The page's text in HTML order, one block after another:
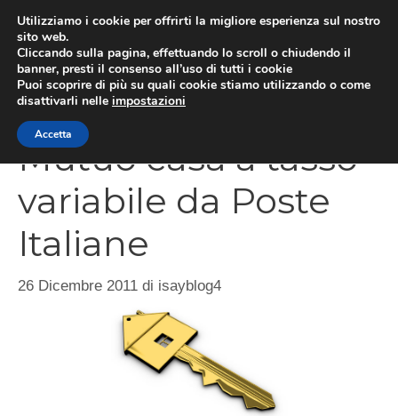
contenuto
Mutuo casa a tasso
variabile da Poste
Italiane
26 Dicembre 2011 di isayblog4
Utilizziamo i cookie per offrirti la migliore esperienza sul nostro
sito web.
Cliccando sulla pagina, effettuando lo scroll o chiudendo il
banner, presti il consenso all’uso di tutti i cookie
Puoi scoprire di più su quali cookie stiamo utilizzando o come
disattivarli nelle impostazioni
Accetta